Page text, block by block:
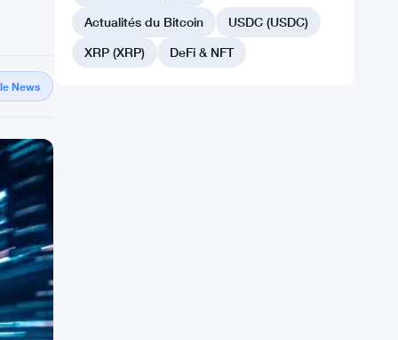
News
Actualités du Bitcoin
USDC (USDC)
XRP (XRP)
DeFi & NFT